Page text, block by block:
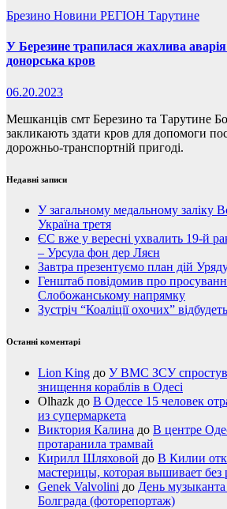
Брезино Новини РЕГІОН Тарутине
У Березине трапилася жахлива аварія
донорська кров
06.20.2023
Мешканців смт Березино та Тарутине
закликають здати кров для допомоги
дорожньо-транспортній пригоді.
Недавні записи
У загальному медальному заліку
Україна третя
ЄС вже у вересні ухвалить 19-й
– Урсула фон дер Ляєн
Завтра презентуємо план дій
Генштаб повідомив про
Слобожанському напрямку
Зустріч “Коаліції охочих”
Останні коментарі
Lion King до У ВМС ЗСУ
знищення кораблів в Одесі
Olhazk до В Одессе 15 человек
из супермаркета
Виктория Калина до В центре
протаранила трамвай
Кирилл Шляховой до В Килии
мастерицы, которая вышивает без
Genek Valvolini до День
Болграда (фоторепортаж)